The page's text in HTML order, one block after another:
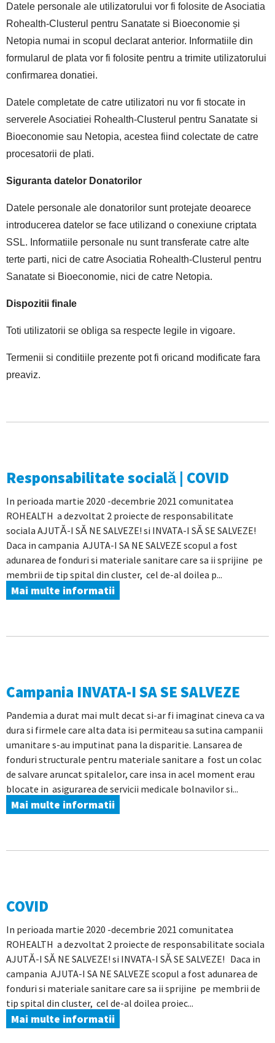
Datele personale ale utilizatorului vor fi folosite de Asociatia
Rohealth-Clusterul pentru Sanatate si Bioeconomie și
Netopia numai in scopul declarat anterior. Informatiile din
formularul de plata vor fi folosite pentru a trimite utilizatorului
confirmarea donatiei.
Datele completate de catre utilizatori nu vor fi stocate in
serverele Asociatiei Rohealth-Clusterul pentru Sanatate si
Bioeconomie sau Netopia, acestea fiind colectate de catre
procesatorii de plati.
Siguranta datelor Donatorilor
Datele personale ale donatorilor sunt protejate deoarece
introducerea datelor se face utilizand o conexiune criptata
SSL. Informatiile personale nu sunt transferate catre alte
terte parti, nici de catre Asociatia Rohealth-Clusterul pentru
Sanatate si Bioeconomie, nici de catre Netopia.
Dispozitii finale
Toti utilizatorii se obliga sa respecte legile in vigoare.
Termenii si conditiile prezente pot fi oricand modificate fara
preaviz.
Responsabilitate socială | COVID
In perioada martie 2020 -decembrie 2021 comunitatea
ROHEALTH a dezvoltat 2 proiecte de responsabilitate
sociala AJUTĂ-I SĂ NE SALVEZE! si INVATA-I SĂ SE SALVEZE!
Daca in campania AJUTA-I SA NE SALVEZE scopul a fost
adunarea de fonduri si materiale sanitare care sa ii sprijine pe
membrii de tip spital din cluster, cel de-al doilea p...
Mai multe informatii
Campania INVATA-I SA SE SALVEZE
Pandemia a durat mai mult decat si-ar fi imaginat cineva ca va
dura si firmele care alta data isi permiteau sa sutina campanii
umanitare s-au imputinat pana la disparitie. Lansarea de
fonduri structurale pentru materiale sanitare a fost un colac
de salvare aruncat spitalelor, care insa in acel moment erau
blocate in asigurarea de servicii medicale bolnavilor si...
Mai multe informatii
COVID
In perioada martie 2020 -decembrie 2021 comunitatea
ROHEALTH a dezvoltat 2 proiecte de responsabilitate sociala
AJUTĂ-I SĂ NE SALVEZE! si INVATA-I SĂ SE SALVEZE! Daca in
campania AJUTA-I SA NE SALVEZE scopul a fost adunarea de
fonduri si materiale sanitare care sa ii sprijine pe membrii de
tip spital din cluster, cel de-al doilea proiec...
Mai multe informatii